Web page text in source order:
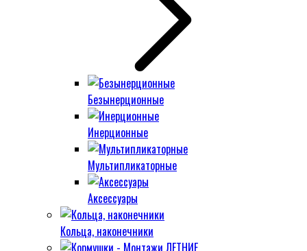
Безынерционные
Инерционные
Мультипликаторные
Аксессуары
Кольца, наконечники